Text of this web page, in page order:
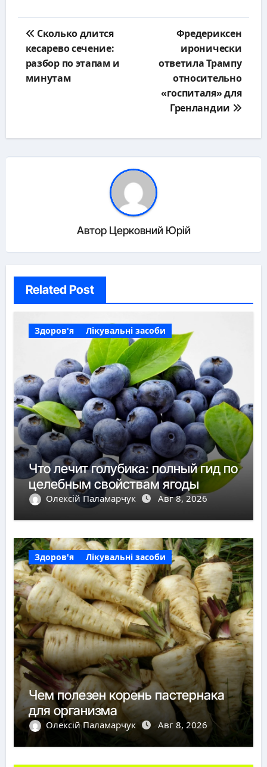
по
записям
Сколько длится
кесарево сечение:
разбор по этапам и
минутам
Фредериксен
иронически
ответила Трампу
относительно
«госпиталя» для
Гренландии
Автор Церковний Юрій
Related Post
Здоров'я Лікувальні засоби
Что лечит голубика: полный гид по
целебным свойствам ягоды
Олексій Паламарчук Авг 8, 2026
Здоров'я Лікувальні засоби
Чем полезен корень пастернака
для организма
Олексій Паламарчук Авг 8, 2026